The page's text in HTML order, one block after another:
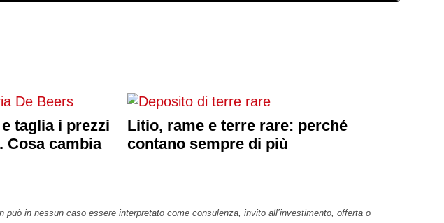
taglia i prezzi
Cosa cambia
Litio, rame e terre rare: perché
contano sempre di più
può in nessun caso essere interpretato come consulenza, invito all’investimento, offerta o